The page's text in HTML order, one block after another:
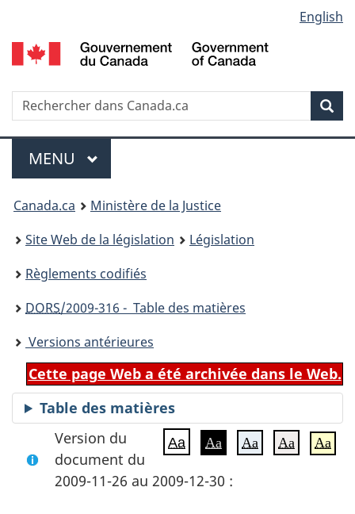
au
contenu
propos
de
la
HTML
simplifiée
selection
English
Recherche
Menu
MENU PRINCIPAL
You
are
here:
Canada.ca
Ministère de la Justice
Site Web de la législation
Législation
Règlements codifiés
DORS/2009-316 - Table des matières
Versions antérieures
Cette page Web a été archivée dans le Web.
Table des matières
Aa Aa Aa Aa Aa
Version du
document du
2009-11-26 au 2009-12-30 :